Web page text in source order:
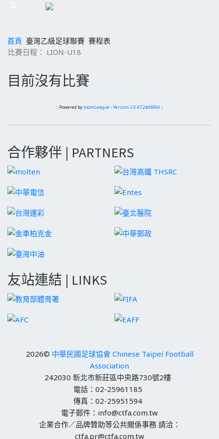
首頁 臺灣乙級足球聯賽 賽程表
比賽日程： LION-U18
目前沒有比賽
:: Powered by JoomLeague -Version 2.0.47.2dd406d ::
合作夥伴 | PARTNERS
友站連結 | LINKS
2026© 中華民國足球協會 Chinese Taipei Football
Association
242030 新北市新莊區中央路730號2樓
電話：02-25961185
傳真：02-25951594
電子郵件：info@ctfa.com.tw
企業合作／品牌贊助等公共關係事務 請洽：
ctfa.pr@ctfa.com.tw